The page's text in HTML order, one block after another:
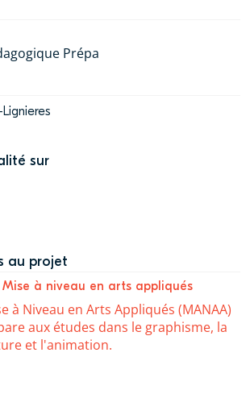
Prépa
sur
au projet
à niveau en arts appliqués
à Niveau en Arts Appliqués (MANAA)
aux études dans le graphisme, la
et l'animation.